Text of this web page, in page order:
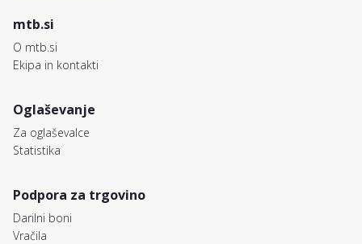
mtb.si
O mtb.si
Ekipa in kontakti
Oglaševanje
Za oglaševalce
Statistika
Podpora za trgovino
Darilni boni
Vračila